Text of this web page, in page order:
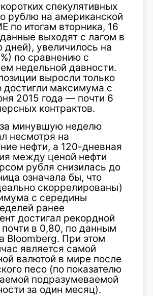
спекулятивных
рублю на американской
по итогам вторника, 16
выходят с лагом в
дней), увеличилось на
по сравнению с
недельной давности.
выросли только
достигли максимума с
2015 года — почти 6
контрактов.
минувшую неделю
несмотря на
нефти, а 120-дневная
между ценой нефти
рубля снизилась до
означала бы, что
скоррелированы)
с середины
ранее
достигал рекордной
в 0,80, по данным
Bloomberg. При этом
является самой
валютой в мире после
песо (по показателю
подразумеваемой
за один месяц).